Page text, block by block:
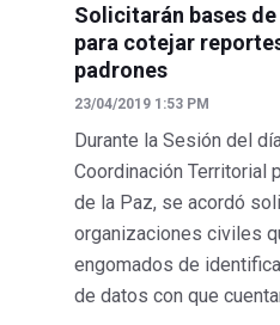
Solicitarán bases de
para cotejar
padrones
23/04/2019 1:53 PM
Durante la Sesión del
Coordinación Territorial
de la Paz, se acordó
organizaciones civiles
engomados de
de datos con que